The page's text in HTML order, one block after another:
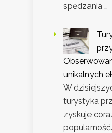
spędzania …
unikalnych
W
turystyka
zyskuje